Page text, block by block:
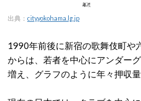
出典： city.yokohama.lg.jp
1990年前後に新宿の歌舞伎町や
からは、若者を中心にアンダー
増え、グラフのように年々押収